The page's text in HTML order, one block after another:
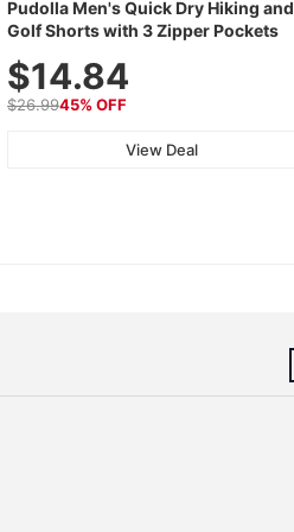
Pudolla Men's Quick Dry Hiking and
Golf Shorts with 3 Zipper Pockets
$14.84
$26.9945% OFF
View Deal